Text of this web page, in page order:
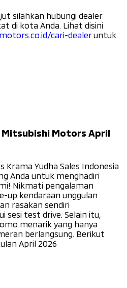
silahkan hubungi dealer
di kota Anda. Lihat disini
cari-dealeruntuk
Mitsubishi Motors April
Krama Yudha Sales Indonesia
Anda untuk menghadiri
Nikmati pengalaman
up kendaraan unggulan
rasakan sendiri
sesi test drive. Selain itu,
menarik yang hanya
berlangsung. Berikut
April 2026